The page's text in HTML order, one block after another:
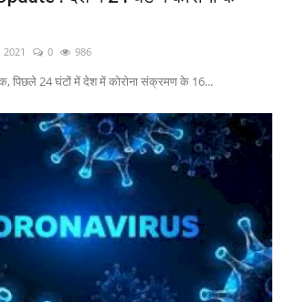
0 986
पिछले 24 घंटों में देश में कोरोना संक्रमण के 16...